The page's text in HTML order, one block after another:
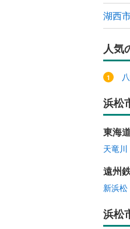
湖西
人気
浜松
東海
天竜川
遠州
新浜松
浜松